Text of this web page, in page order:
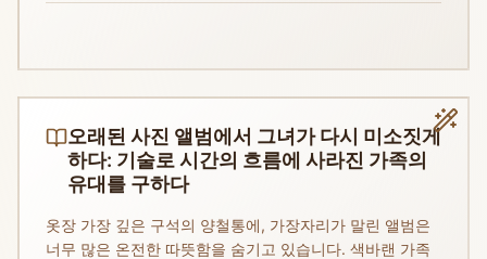
오래된 사진 앨범에서 그녀가 다시 미소짓게
하다: 기술로 시간의 흐름에 사라진 가족의
유대를 구하다
옷장 가장 깊은 구석의 양철통에, 가장자리가 말린 앨범은
너무 많은 온전한 따뜻함을 숨기고 있습니다. 색바랜 가족